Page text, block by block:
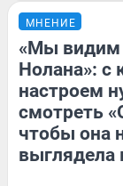
МНЕНИЕ
«Мы видим
Нолана»: с
настроем
смотреть
чтобы она
выглядела